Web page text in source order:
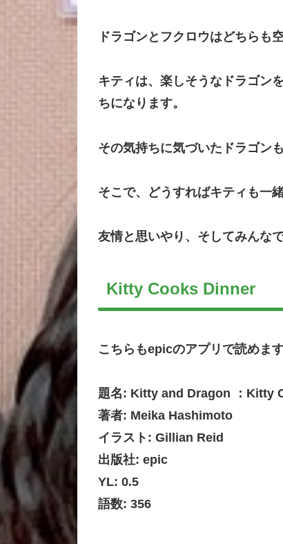
ドラゴンとフクロウはどちらも
キティは、楽しそうなドラゴン
ちになります。
その気持ちに気づいたドラゴン
そこで、どうすればキティも一
友情と思いやり、そしてみんな
Kitty Cooks Dinner
こちらもepicのアプリで読めま
題名: Kitty and Dragon ：Kitty
著者: Meika Hashimoto
イラスト: Gillian Reid
出版社: epic
YL: 0.5
語数: 356